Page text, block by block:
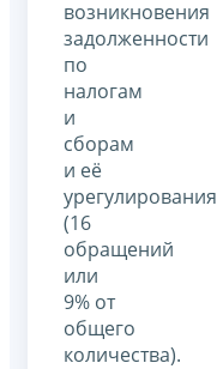
возникновения
задолженности
по
налогам
и
сборам
и её
урегулирования
(16
обращений
или
9% от
общего
количества).